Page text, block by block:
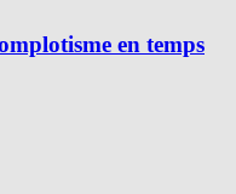
en temps